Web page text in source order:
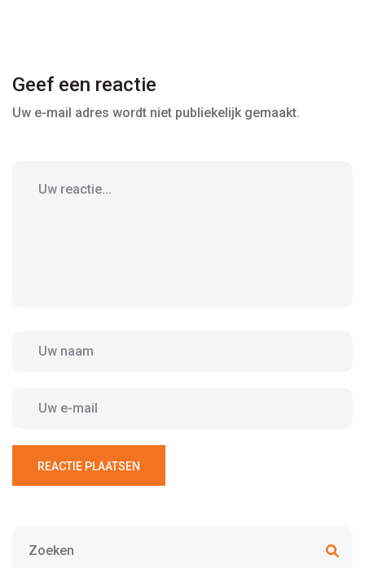
Geef een reactie
Uw e-mail adres wordt niet publiekelijk gemaakt.
REACTIE PLAATSEN